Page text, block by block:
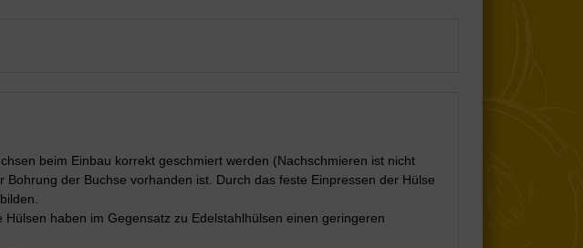
beim Einbau korrekt geschmiert werden (Nachschmieren ist nicht
der Buchse vorhanden ist. Durch das feste Einpressen der Hülse
haben im Gegensatz zu Edelstahlhülsen einen geringeren